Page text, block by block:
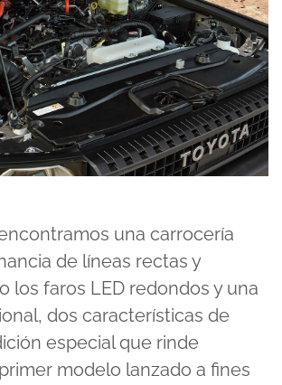
una carrocería
de líneas rectas y
los faros LED redondos y una
dos características de
especial que rinde
modelo lanzado a fines